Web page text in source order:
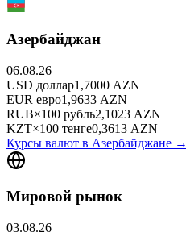
Азербайджан
06.08.26
USD доллар1,7000 AZN
EUR евро1,9633 AZN
RUB×100 рубль2,1023 AZN
KZT×100 тенге0,3613 AZN
Курсы валют в Азербайджане →
Мировой рынок
03.08.26